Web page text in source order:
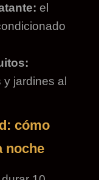
el
y jardines al
cómo
noche